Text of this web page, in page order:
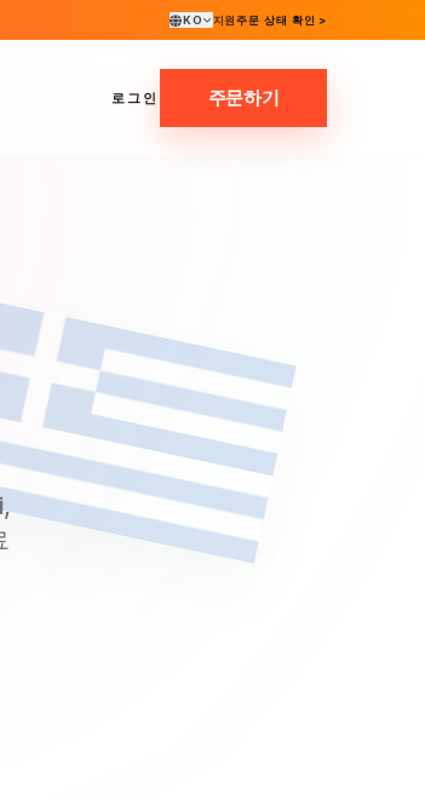
KO 지원주문 상태 확인 >
로그인 주문하기